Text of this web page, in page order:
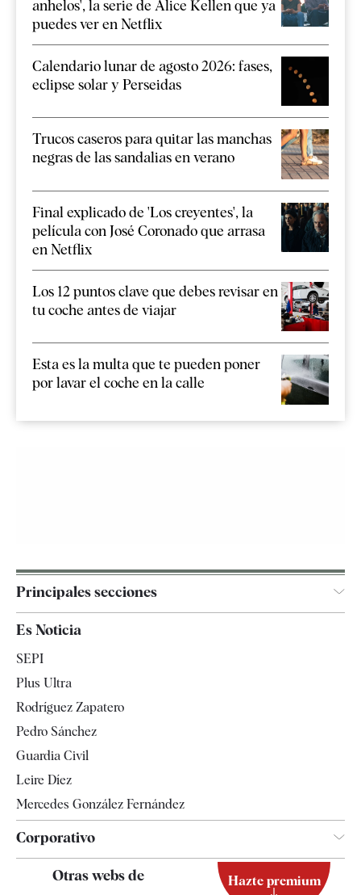
anhelos', la serie de Alice Kellen que ya
puedes ver en Netflix
Calendario lunar de agosto 2026: fases,
eclipse solar y Perseidas
Trucos caseros para quitar las manchas
negras de las sandalias en verano
Final explicado de 'Los creyentes', la
película con José Coronado que arrasa
en Netflix
Los 12 puntos clave que debes revisar en
tu coche antes de viajar
Esta es la multa que te pueden poner
por lavar el coche en la calle
Principales secciones
Televisión
Es Noticia
SEPI
Plus Ultra
Rodríguez Zapatero
Pedro Sánchez
Guardia Civil
Leire Díez
Mercedes González Fernández
Corporativo
Otras webs de Hazte premium